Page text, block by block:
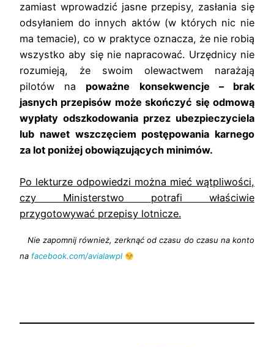
zamiast wprowadzić jasne przepisy, zasłania się
odsyłaniem do innych aktów (w których nic nie
ma temacie), co w praktyce oznacza, że nie robią
wszystko aby się nie napracować. Urzędnicy nie
rozumieją, że swoim olewactwem narażają
pilotów na poważne konsekwencje – brak
jasnych przepisów może skończyć się odmową
wypłaty odszkodowania przez ubezpieczyciela
lub nawet wszczęciem postępowania karnego
za lot poniżej obowiązujących minimów.
Po lekturze odpowiedzi można mieć wątpliwości,
czy Ministerstwo potrafi właściwie
przygotowywać przepisy lotnicze.
Nie zapomnij również, zerknąć od czasu do czasu na konto
na facebook.com/avialawpl